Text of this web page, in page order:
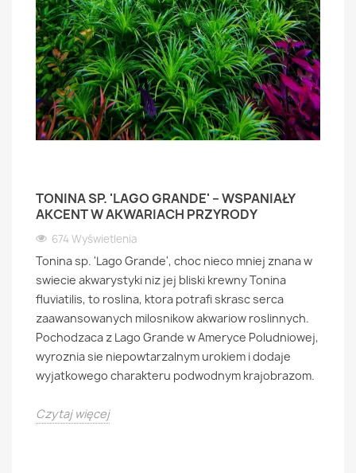
TONINA SP. 'LAGO GRANDE' – WSPANIAŁY
AKCENT W AKWARIACH PRZYRODY
674 Wyświetlenia
Tonina sp. 'Lago Grande', choc nieco mniej znana w
swiecie akwarystyki niz jej bliski krewny Tonina
fluviatilis, to roslina, ktora potrafi skrasc serca
zaawansowanych milosnikow akwariow roslinnych.
Pochodzaca z Lago Grande w Ameryce Poludniowej,
wyroznia sie niepowtarzalnym urokiem i dodaje
wyjatkowego charakteru podwodnym krajobrazom.
Czytaj więcej